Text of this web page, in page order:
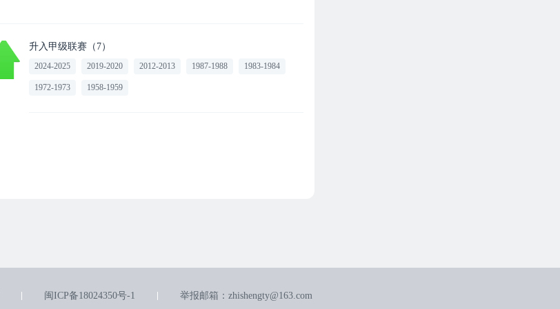
升入甲级联赛（7）
2024-2025 2019-2020 2012-2013 1987-1988 1983-1984
1972-1973 1958-1959
闽ICP备18024350号-1 举报邮箱：zhishengty@163.com